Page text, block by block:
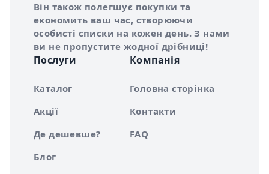
Він також полегшує покупки та
економить ваш час, створюючи
особисті списки на кожен день. З нами
ви не пропустите жодної дрібниці!
Послуги
Каталог
Акції
Де дешевше?
Блог
Компанія
Головна сторінка
Контакти
FAQ